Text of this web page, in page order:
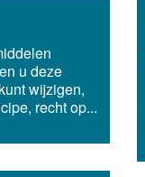
u deze
wijzigen,
recht op...